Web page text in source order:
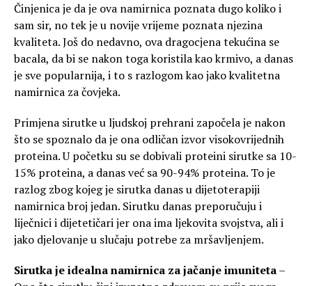
Činjenica je da je ova namirnica poznata dugo koliko i
sam sir, no tek je u novije vrijeme poznata njezina
kvaliteta. Još do nedavno, ova dragocjena tekućina se
bacala, da bi se nakon toga koristila kao krmivo, a danas
je sve popularnija, i to s razlogom kao jako kvalitetna
namirnica za čovjeka.
Primjena sirutke u ljudskoj prehrani započela je nakon
što se spoznalo da je ona odličan izvor visokovrijednih
proteina. U početku su se dobivali proteini sirutke sa 10-
15% proteina, a danas već sa 90-94% proteina. To je
razlog zbog kojeg je sirutka danas u dijetoterapiji
namirnica broj jedan. Sirutku danas preporučuju i
liječnici i dijetetičari jer ona ima ljekovita svojstva, ali i
jako djelovanje u slučaju potrebe za mršavljenjem.
Sirutka je idealna namirnica za jačanje imuniteta–